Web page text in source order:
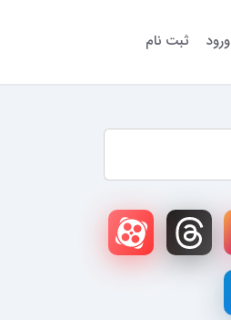
ورود ثبت نام